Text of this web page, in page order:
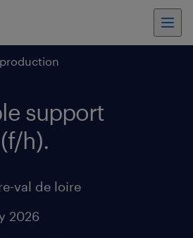
support
h).
val de loire
2026